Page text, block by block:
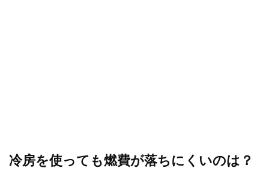
冷房を使っても燃費が落ちにくいのは？